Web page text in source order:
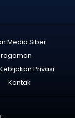
Media Siber
Kebijakan Privasi
Kontak